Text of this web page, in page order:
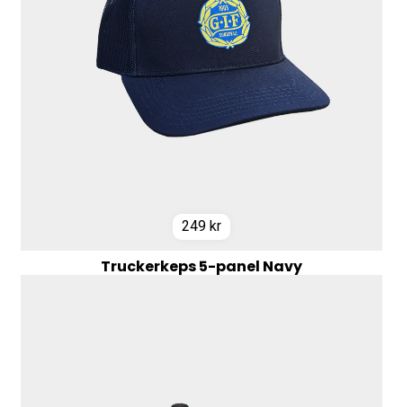
249 kr
Truckerkeps 5-panel Navy